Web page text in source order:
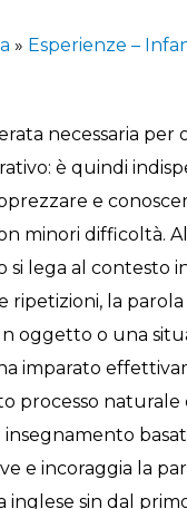
» Esperienze –
necessaria
è quindi
e
minori difficoltà.
si lega al contesto
la
oggetto o una
imparato
processo
e incoraggia la
inglese sin dal